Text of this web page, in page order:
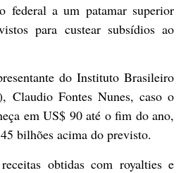
federal a um patamar superior
para custear subsídios ao
do Instituto Brasileiro
Claudio Fontes Nunes, caso o
em US$ 90 até o fim do ano,
bilhões acima do previsto.
obtidas com royalties e